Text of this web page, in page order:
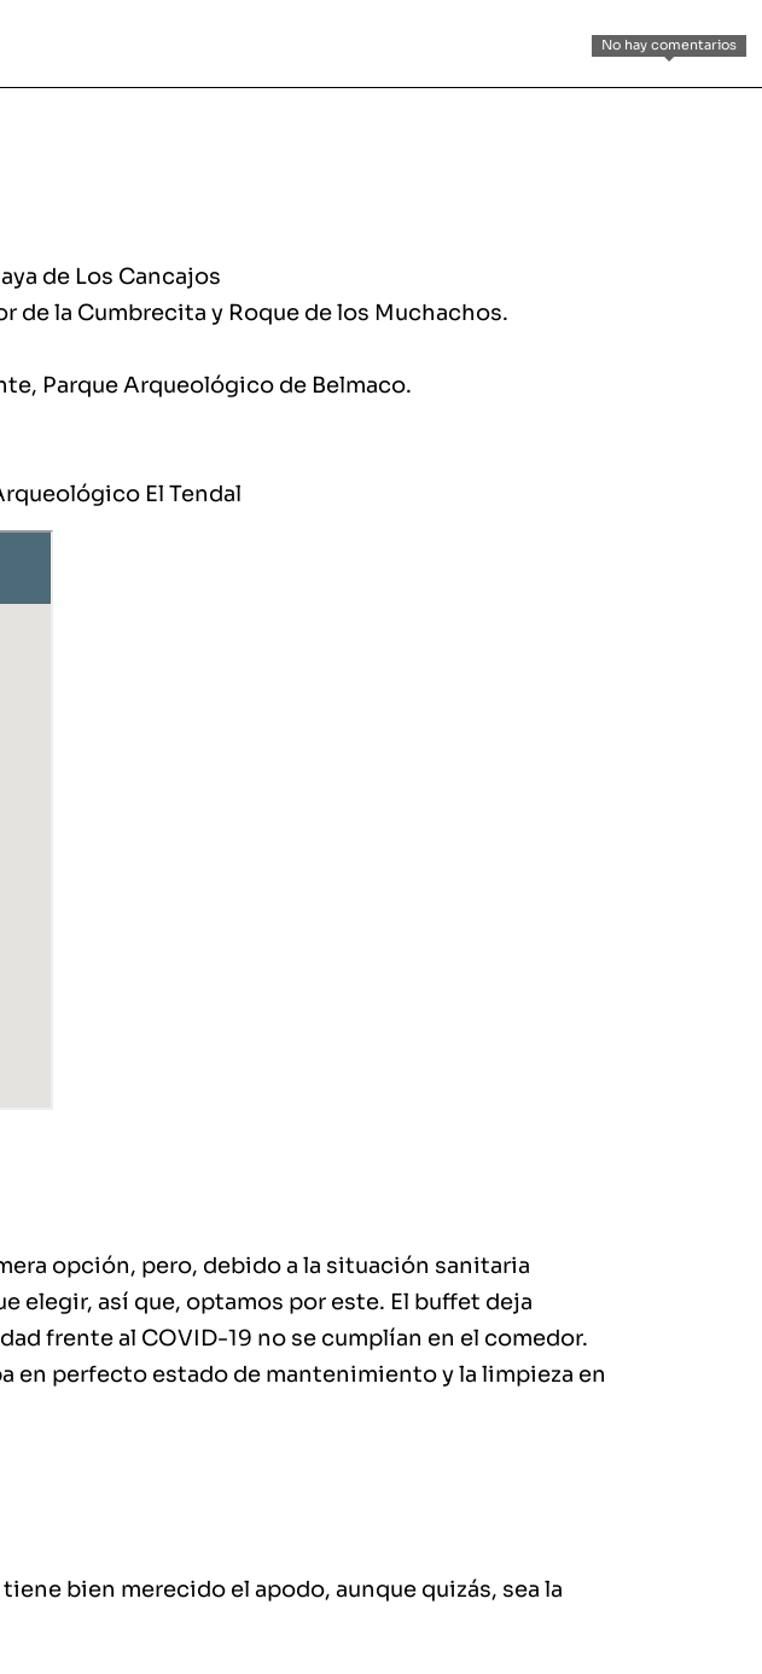
No hay comentarios
de Los Cancajos
de la Cumbrecita y Roque de los Muchachos.
Parque Arqueológico de Belmaco.
El Tendal
opción, pero, debido a la situación sanitaria
elegir, así que, optamos por este. El buffet deja
frente al COVID-19 no se cumplían en el comedor.
en perfecto estado de mantenimiento y la limpieza en
bien merecido el apodo, aunque quizás, sea la